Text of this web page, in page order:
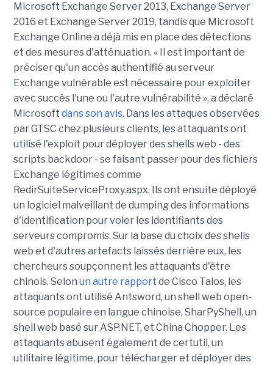
Microsoft Exchange Server 2013, Exchange Server
2016 et Exchange Server 2019, tandis que Microsoft
Exchange Online a déjà mis en place des détections
et des mesures d'atténuation. « Il est important de
préciser qu'un accès authentifié au serveur
Exchange vulnérable est nécessaire pour exploiter
avec succès l'une ou l'autre vulnérabilité », a déclaré
Microsoft dans son avis. Dans les attaques observées
par GTSC chez plusieurs clients, les attaquants ont
utilisé l'exploit pour déployer des shells web - des
scripts backdoor - se faisant passer pour des fichiers
Exchange légitimes comme
RedirSuiteServiceProxy.aspx. Ils ont ensuite déployé
un logiciel malveillant de dumping des informations
d'identification pour voler les identifiants des
serveurs compromis. Sur la base du choix des shells
web et d'autres artefacts laissés derrière eux, les
chercheurs soupçonnent les attaquants d'être
chinois. Selon un autre rapport de Cisco Talos, les
attaquants ont utilisé Antsword, un shell web open-
source populaire en langue chinoise, SharPyShell, un
shell web basé sur ASP.NET, et China Chopper. Les
attaquants abusent également de certutil, un
utilitaire légitime, pour télécharger et déployer des